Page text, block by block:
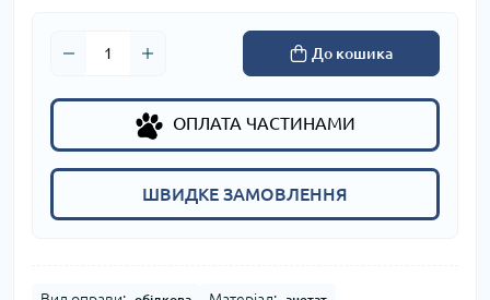
До кошика
ОПЛАТА ЧАСТИНАМИ
ШВИДКЕ ЗАМОВЛЕННЯ